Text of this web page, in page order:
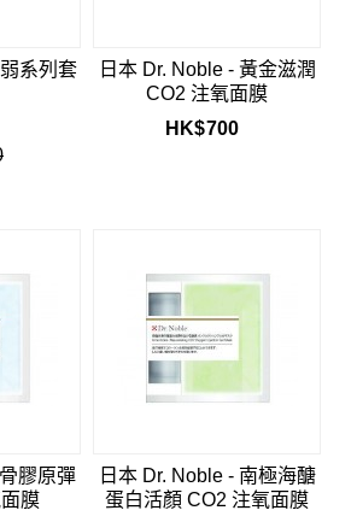
系列套
日本 Dr. Noble - 黃金滋潤
CO2 注氧面膜
HK$700
膠原彈
膜
日本 Dr. Noble - 南極海醣
蛋白活顏 CO2 注氧面膜